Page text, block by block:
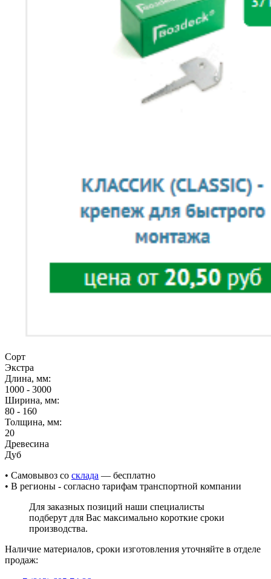
Сорт
Экстра
Длина, мм:
1000 - 3000
Ширина, мм:
80 - 160
Толщина, мм:
20
Древесина
Дуб
• Cамовывоз со склада — бесплатно
• В регионы - согласно тарифам транспортной компании
Для заказных позиций наши специалисты
подберут для Вас максимально короткие сроки
производства.
Наличие материалов, сроки изготовления уточняйте в отделе
продаж: